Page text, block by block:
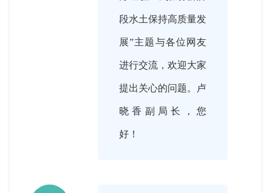
段水土保持高质量发
展”主题与各位网友
进行交流，欢迎大家
提出关心的问题。卢
晓香副局长，您
好！